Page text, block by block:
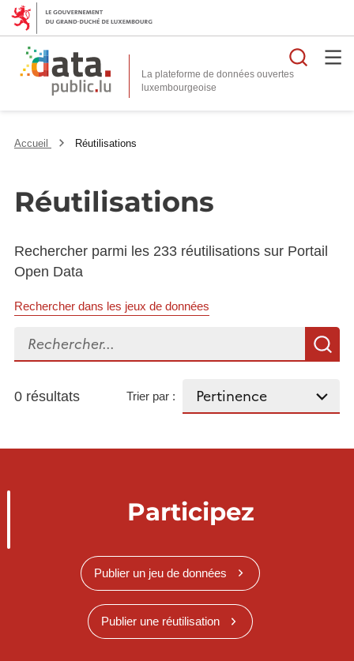
La plateforme de données ouvertes
Accueil Réutilisations
Réutilisations
Rechercher parmi les 233 réutilisations sur Portail
Open Data
Rechercher dans les jeux de données
Rechercher...
0 résultats Trier par :
Participez
Publier un jeu de données
Publier une réutilisation